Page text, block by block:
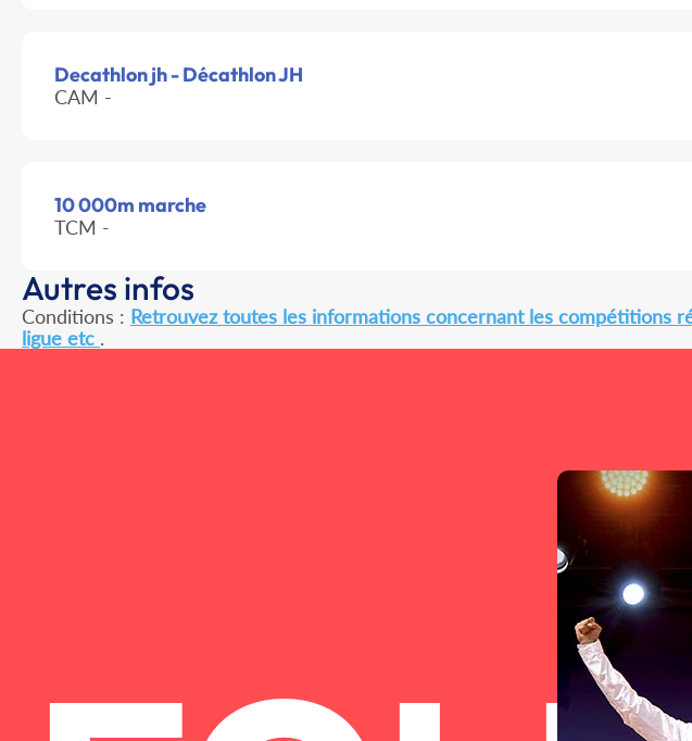
Decathlon jh - Décathlon JH
CAM -
10 000m marche
TCM -
Autres infos
Conditions : Retrouvez toutes les informations concernant les compétitions
ligue etc .